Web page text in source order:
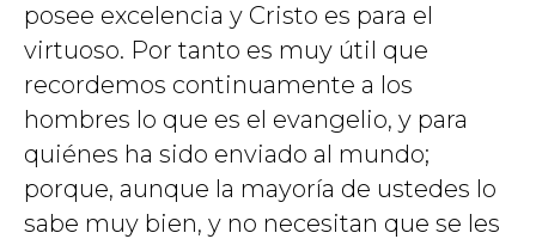
posee excelencia y Cristo es para el
virtuoso. Por tanto es muy útil que
recordemos continuamente a los
hombres lo que es el evangelio, y para
quiénes ha sido enviado al mundo;
porque, aunque la mayoría de ustedes lo
sabe muy bien, y no necesitan que se les